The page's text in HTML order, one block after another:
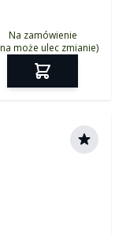
Na zamówienie
może ulec zmianie)